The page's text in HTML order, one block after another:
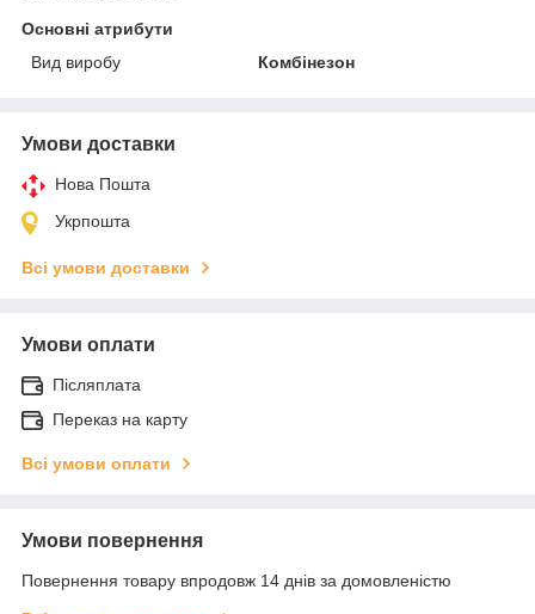
Основні атрибути
Вид виробу
Комбінезон
Умови доставки
Нова Пошта
Укрпошта
Всі умови доставки
Умови оплати
Післяплата
Переказ на карту
Всі умови оплати
Умови повернення
Повернення товару впродовж 14 днів за домовленістю